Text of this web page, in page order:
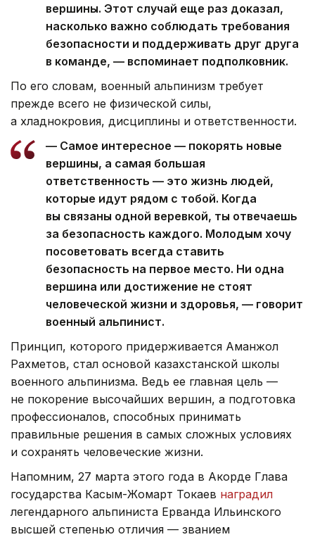
вершины. Этот случай еще раз доказал,
насколько важно соблюдать требования
безопасности и поддерживать друг друга
в команде, — вспоминает подполковник.
По его словам, военный альпинизм требует
прежде всего не физической силы,
а хладнокровия, дисциплины и ответственности.
— Самое интересное — покорять новые
вершины, а самая большая
ответственность — это жизнь людей,
которые идут рядом с тобой. Когда
вы связаны одной веревкой, ты отвечаешь
за безопасность каждого. Молодым хочу
посоветовать всегда ставить
безопасность на первое место. Ни одна
вершина или достижение не стоят
человеческой жизни и здоровья, — говорит
военный альпинист.
Принцип, которого придерживается Аманжол
Рахметов, стал основой казахстанской школы
военного альпинизма. Ведь ее главная цель —
не покорение высочайших вершин, а подготовка
профессионалов, способных принимать
правильные решения в самых сложных условиях
и сохранять человеческие жизни.
Напомним, 27 марта этого года в Акорде Глава
государства Касым-Жомарт Токаев наградил
легендарного альпиниста Ерванда Ильинского
высшей степенью отличия — званием